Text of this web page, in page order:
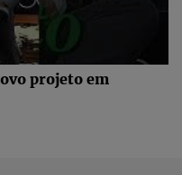
projeto em